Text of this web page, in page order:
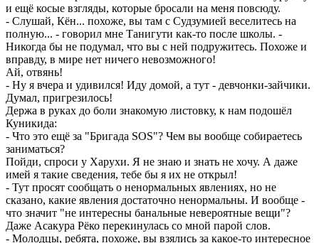
и ещё косые взгляды, которые бросали на меня повсюду.
- Слушай, Кён... похоже, вы там с Судзумией веселитесь на
полную... - говорил мне Танигути как-то после школы. -
Никогда бы не подумал, что вы с ней подружитесь. Похоже и
вправду, в мире нет ничего невозможного!
Ай, отвянь!
- Ну я вчера и удивился! Иду домой, а тут - девчонки-зайчики.
Думал, пригрезилось!
Держа в руках до боли знакомую листовку, к нам подошёл
Куникида:
- Что это ещё за "Бригада SOS"? Чем вы вообще собираетесь
заниматься?
Пойди, спроси у Харухи. Я не знаю и знать не хочу. А даже
имей я такие сведения, тебе бы я их не открыл!
- Тут просят сообщать о ненормальных явлениях, но не
сказано, какие явления достаточно ненормальны. И вообще -
что значит "не интересны банальные невероятные вещи"?
Даже Асакура Рёко перекинулась со мной парой слов.
- Молодцы, ребята, похоже, вы взялись за какое-то интересное